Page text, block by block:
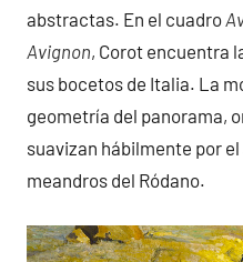
abstractas. En el cuadro
Avignon, Corot encuentra
sus bocetos de Italia. La
geometría del panorama,
suavizan hábilmente por
meandros del Ródano.